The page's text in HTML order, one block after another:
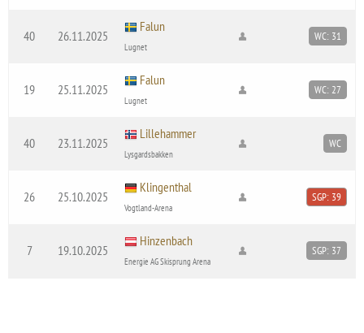
40 26.11.2025
Falun
Lugnet
WC: 31
19 25.11.2025
Falun
Lugnet
WC: 27
40 23.11.2025
Lillehammer
Lysgardsbakken
WC
26 25.10.2025
Klingenthal
Vogtland-Arena
SGP: 39
7 19.10.2025
Hinzenbach
Energie AG Skisprung Arena
SGP: 37